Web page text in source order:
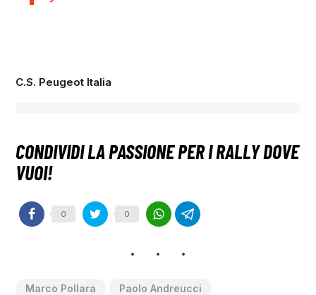
C.S. Peugeot Italia
0 0
Marco Pollara Paolo Andreucci